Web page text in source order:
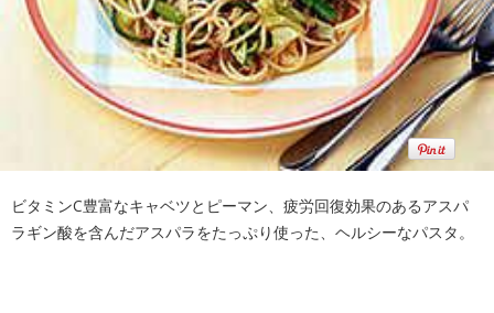
ビタミンC豊富なキャベツとピーマン、疲労回復効果のあるアスパ
ラギン酸を含んだアスパラをたっぷり使った、ヘルシーなパスタ。